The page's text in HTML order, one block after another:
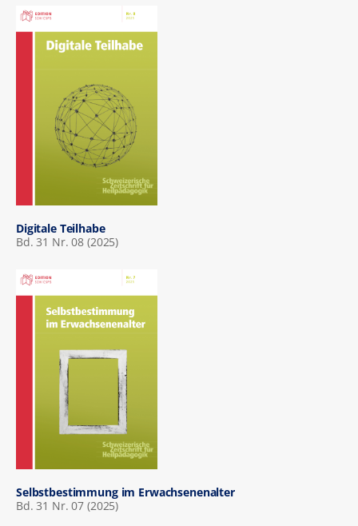
Digitale Teilhabe
Bd. 31 Nr. 08 (2025)
Selbstbestimmung im Erwachsenenalter
Bd. 31 Nr. 07 (2025)